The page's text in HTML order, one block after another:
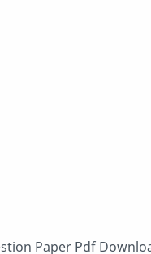
Paper Pdf